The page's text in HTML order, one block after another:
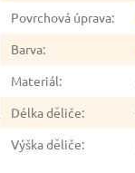
Povrchová úprava:
Barva:
Materiál:
Délka děliče:
Výška děliče: